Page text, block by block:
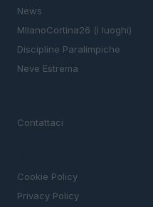
News
MIlanoCortina26 (i luoghi)
Discipline Paralimpiche
Neve Estrema
Contattaci
Cookie Policy
Privacy Policy